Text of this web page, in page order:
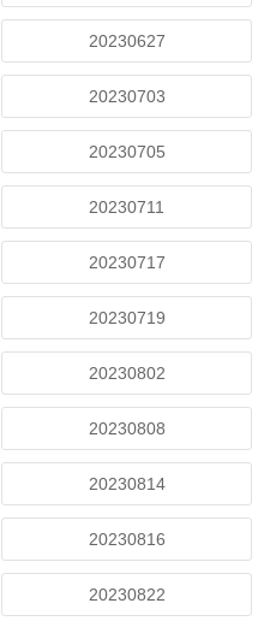
20230627
20230703
20230705
20230711
20230717
20230719
20230802
20230808
20230814
20230816
20230822